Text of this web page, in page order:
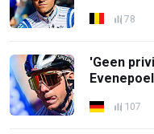
78
'Geen
107